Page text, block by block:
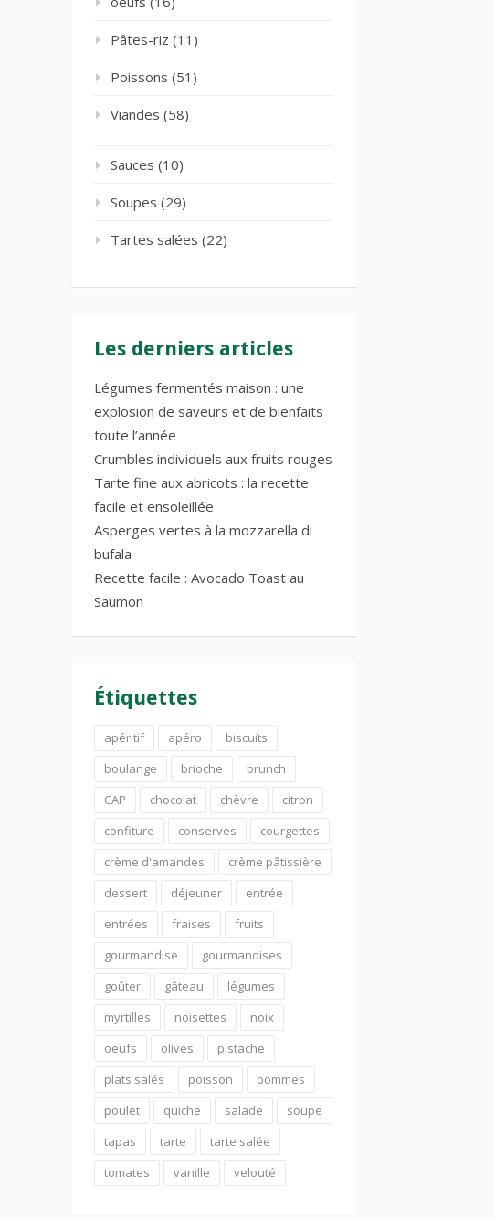
Pâtes-riz (11)
Poissons (51)
Viandes (58)
Sauces (10)
Soupes (29)
Tartes salées (22)
Les derniers articles
Légumes fermentés maison : une
explosion de saveurs et de bienfaits
toute l’année
Crumbles individuels aux fruits rouges
Tarte fine aux abricots : la recette
facile et ensoleillée
Asperges vertes à la mozzarella di
bufala
Recette facile : Avocado Toast au
Saumon
Étiquettes
apéritif apéro
biscuits
boulange
brioche
brunch
CAP
chocolat chèvre
citron
confiture
conserves
courgettes
crème d'amandes
crème pâtissière
dessert
déjeuner
entrée
entrées
fraises
fruits
gourmandise
gourmandises
goûter
gâteau
légumes
myrtilles
noisettes
noix
oeufs
olives
pistache
plats salés
poisson
pommes
poulet
quiche salade
soupe
tapas
tarte
tarte salée
tomates
vanille velouté